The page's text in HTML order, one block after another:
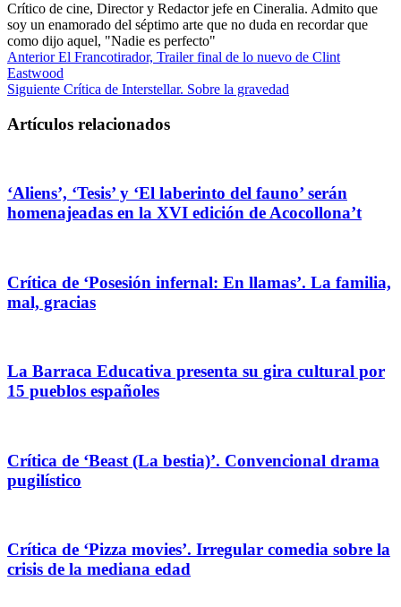
Crítico de cine, Director y Redactor jefe en Cineralia. Admito que
soy un enamorado del séptimo arte que no duda en recordar que
como dijo aquel, "Nadie es perfecto"
AnteriorEl Francotirador, Trailer final de lo nuevo de Clint
Eastwood
Siguiente Crítica de Interstellar. Sobre la gravedad
Artículos relacionados
‘Aliens’, ‘Tesis’ y ‘El laberinto del fauno’ serán
homenajeadas en la XVI edición de Acocollona’t
Crítica de ‘Posesión infernal: En llamas’. La familia,
mal, gracias
La Barraca Educativa presenta su gira cultural por
15 pueblos españoles
Crítica de ‘Beast (La bestia)’. Convencional drama
pugilístico
Crítica de ‘Pizza movies’. Irregular comedia sobre la
crisis de la mediana edad